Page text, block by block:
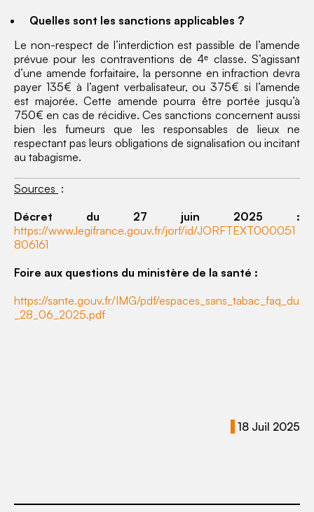
Quelles sont les sanctions applicables ?
Le non-respect de l’interdiction est passible de l’amende
prévue pour les contraventions de 4ᵉ classe. S’agissant
d’une amende forfaitaire, la personne en infraction devra
payer 135€ à l’agent verbalisateur, ou 375€ si l’amende
est majorée. Cette amende pourra être portée jusqu’à
750€ en cas de récidive. Ces sanctions concernent aussi
bien les fumeurs que les responsables de lieux ne
respectant pas leurs obligations de signalisation ou incitant
au tabagisme.
Sources :
Décret du 27 juin 2025 :
https://www.legifrance.gouv.fr/jorf/id/JORFTEXT000051
806161
Foire aux questions du ministère de la santé :
https://sante.gouv.fr/IMG/pdf/espaces_sans_tabac_faq_du
_28_06_2025.pdf
18 Juil 2025